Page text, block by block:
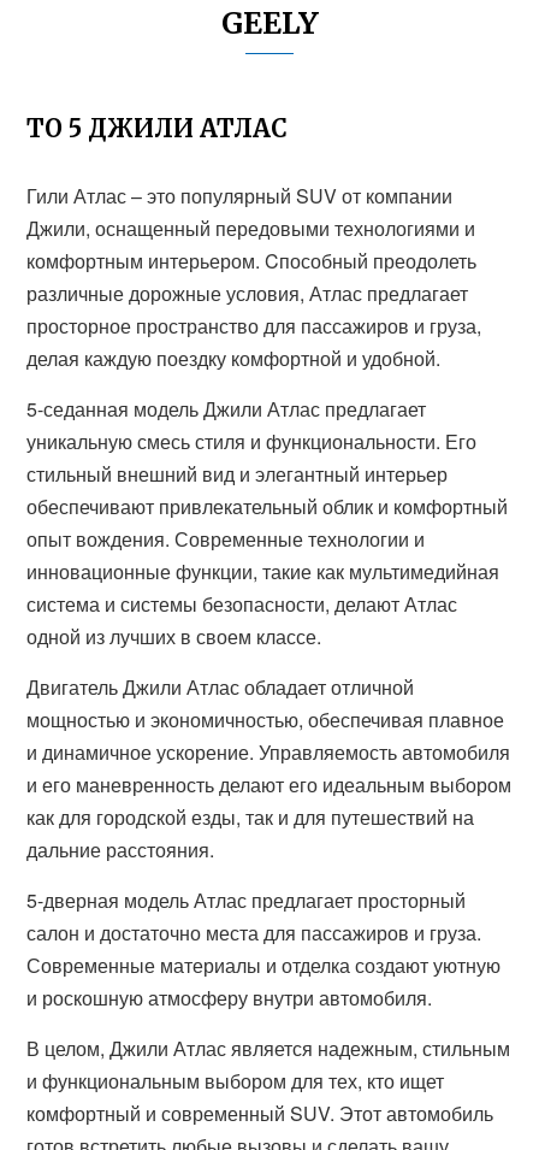
GEELY
ТО 5 ДЖИЛИ АТЛАС
Гили Атлас – это популярный SUV от компании
Джили, оснащенный передовыми технологиями и
комфортным интерьером. Cпособный преодолеть
различные дорожные условия, Атлас предлагает
просторное пространство для пассажиров и груза,
делая каждую поездку комфортной и удобной.
5-седанная модель Джили Атлас предлагает
уникальную смесь стиля и функциональности. Его
стильный внешний вид и элегантный интерьер
обеспечивают привлекательный облик и комфортный
опыт вождения. Современные технологии и
инновационные функции, такие как мультимедийная
система и системы безопасности, делают Атлас
одной из лучших в своем классе.
Двигатель Джили Атлас обладает отличной
мощностью и экономичностью, обеспечивая плавное
и динамичное ускорение. Управляемость автомобиля
и его маневренность делают его идеальным выбором
как для городской езды, так и для путешествий на
дальние расстояния.
5-дверная модель Атлас предлагает просторный
салон и достаточно места для пассажиров и груза.
Современные материалы и отделка создают уютную
и роскошную атмосферу внутри автомобиля.
В целом, Джили Атлас является надежным, стильным
и функциональным выбором для тех, кто ищет
комфортный и современный SUV. Этот автомобиль